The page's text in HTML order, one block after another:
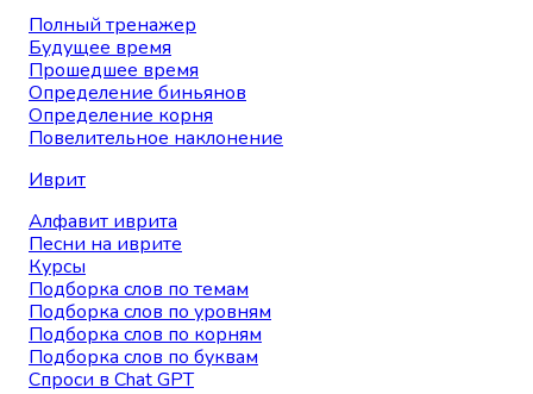
Полный тренажер
Будущее время
Прошедшее время
Определение биньянов
Определение корня
Повелительное наклонение
Иврит
Алфавит иврита
Песни на иврите
Курсы
Подборка слов по темам
Подборка слов по уровням
Подборка слов по корням
Подборка слов по буквам
Спроси в Chat GPT